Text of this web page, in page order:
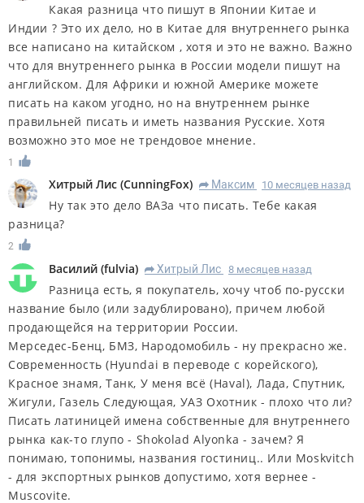
Какая разница что пишут в Японии Китае и
Индии ? Это их дело, но в Китае для внутреннего рынка
все написано на китайском , хотя и это не важно. Важно
что для внутреннего рынка в России модели пишут на
английском. Для Африки и южной Америке можете
писать на каком угодно, но на внутреннем рынке
правильней писать и иметь названия Русские. Хотя
возможно это мое не трендовое мнение.
1
Хитрый Лис (CunningFox) R Максим 10 месяцев назад
Ну так это дело ВАЗа что писать. Тебе какая
разница?
2
Василий (fulvia) R Хитрый Лис 8 месяцев назад
Разница есть, я покупатель, хочу чтоб по-русски
название было (или задублировано), причем любой
продающейся на территории России.
Мерседес-Бенц, БМЗ, Народомобиль - ну прекрасно же.
Современность (Hyundai в переводе с корейского),
Красное знамя, Танк, У меня всё (Haval), Лада, Спутник,
Жигули, Газель Следующая, УАЗ Охотник - плохо что ли?
Писать латиницей имена собственные для внутреннего
рынка как-то глупо - Shokolad Alyonka - зачем? Я
понимаю, топонимы, названия гостиниц.. Или Moskvitch
- для экспортных рынков допустимо, хотя вернее -
Muscovite.